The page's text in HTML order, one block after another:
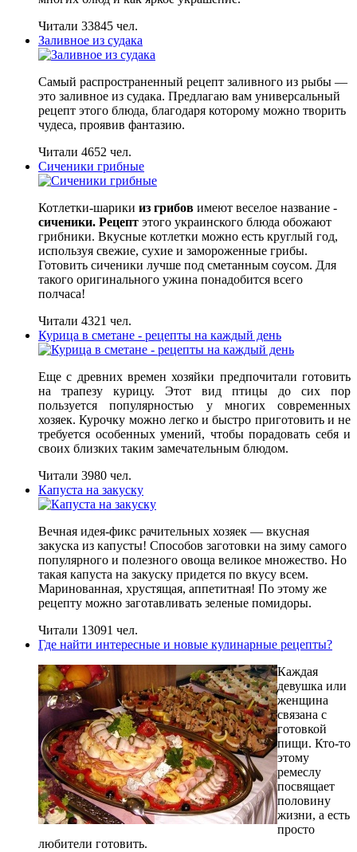
Читали 33845 чел.
Заливное из судака
Самый распространенный рецепт заливного из рыбы —
это заливное из судака. Предлагаю вам универсальный
рецепт этого блюда, благодаря которому можно творить
чудеса, проявив фантазию.
Читали 4652 чел.
Сиченики грибные
Котлетки-шарики из грибов имеют веселое название -
сиченики. Рецепт этого украинского блюда обожают
грибники. Вкусные котлетки можно есть круглый год,
используя свежие, сухие и замороженные грибы.
Готовить сиченики лучше под сметанным соусом. Для
такого оригинального ужина понадобится всего
полчаса!
Читали 4321 чел.
Курица в сметане - рецепты на каждый день
Еще с древних времен хозяйки предпочитали готовить
на трапезу курицу. Этот вид птицы до сих пор
пользуется популярностью у многих современных
хозяек. Курочку можно легко и быстро приготовить и не
требуется особенных умений, чтобы порадовать себя и
своих близких таким замечательным блюдом.
Читали 3980 чел.
Капуста на закуску
Вечная идея-фикс рачительных хозяек — вкусная
закуска из капусты! Способов заготовки на зиму самого
популярного и полезного овоща великое множество. Но
такая капуста на закуску придется по вкусу всем.
Маринованная, хрустящая, аппетитная! По этому же
рецепту можно заготавливать зеленые помидоры.
Читали 13091 чел.
Где найти интересные и новые кулинарные рецепты?
Каждая
девушка или
женщина
связана с
готовкой
пищи. Кто-то
этому
ремеслу
посвящает
половину
жизни, а есть
просто
любители готовить.